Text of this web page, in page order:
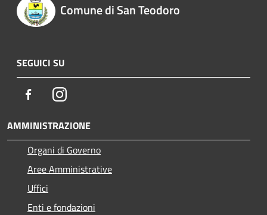
Comune di San Teodoro
SEGUICI SU
FacebookInstagram
AMMINISTRAZIONE
Organi di Governo
Aree Amministrative
Uffici
Enti e fondazioni